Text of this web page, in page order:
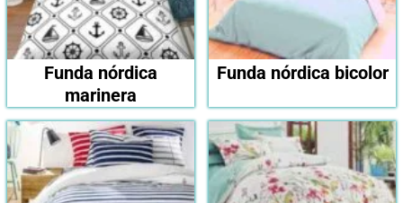
Funda nórdica
marinera
Funda nórdica bicolor